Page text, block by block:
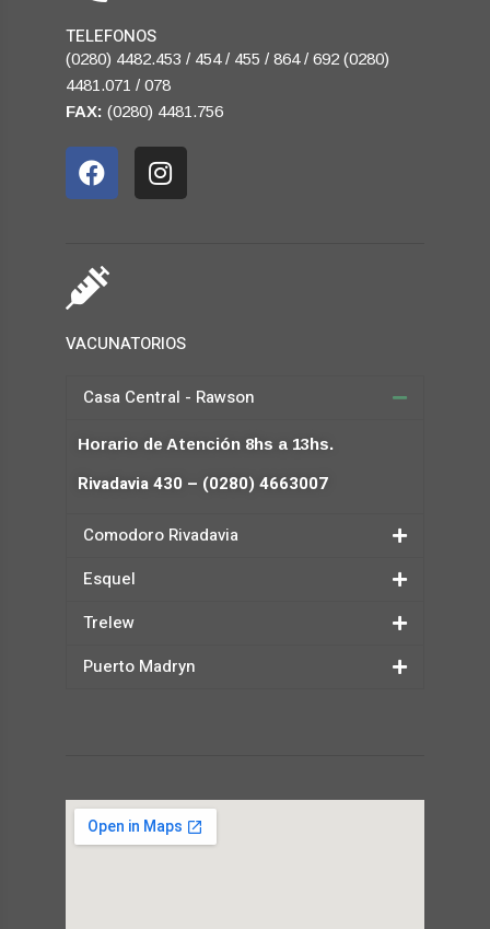
TELEFONOS
(0280) 4482.453 / 454 / 455 / 864 / 692 (0280)
4481.071 / 078
FAX: (0280) 4481.756
VACUNATORIOS
Casa Central - Rawson
Horario de Atención 8hs a 13hs.
Rivadavia 430 – (0280) 4663007
Comodoro Rivadavia
Esquel
Trelew
Puerto Madryn